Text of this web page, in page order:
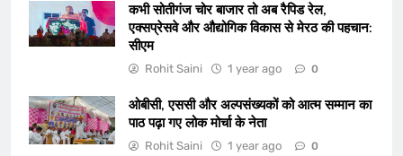
कभी सोतीगंज चोर बाजार तो अब रैपिड रेल,
एक्सप्रेसवे और औद्योगिक विकास से मेरठ की पहचान:
सीएम
Rohit Saini 1 year ago 0
ओबीसी, एससी और अल्पसंख्यकों को आत्म सम्मान का
पाठ पढ़ा गए लोक मोर्चा के नेता
Rohit Saini 1 year ago 0